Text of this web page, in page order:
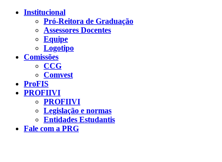
Conteúdo principal
Institucional
Pró-Reitora de Graduação
Assessores Docentes
Equipe
Logotipo
Comissões
CCG
Comvest
ProFIS
PROFIIVI
PROFIIVI
Legislação e normas
Entidades Estudantis
Fale com a PRG